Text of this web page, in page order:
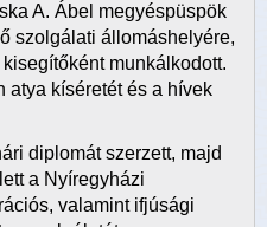
A. Ábel megyéspüspök
szolgálati állomáshelyére,
munkálkodott.
atya kíséretét és a hívek
diplomát szerzett, majd
a Nyíregyházi
valamint ifjúsági